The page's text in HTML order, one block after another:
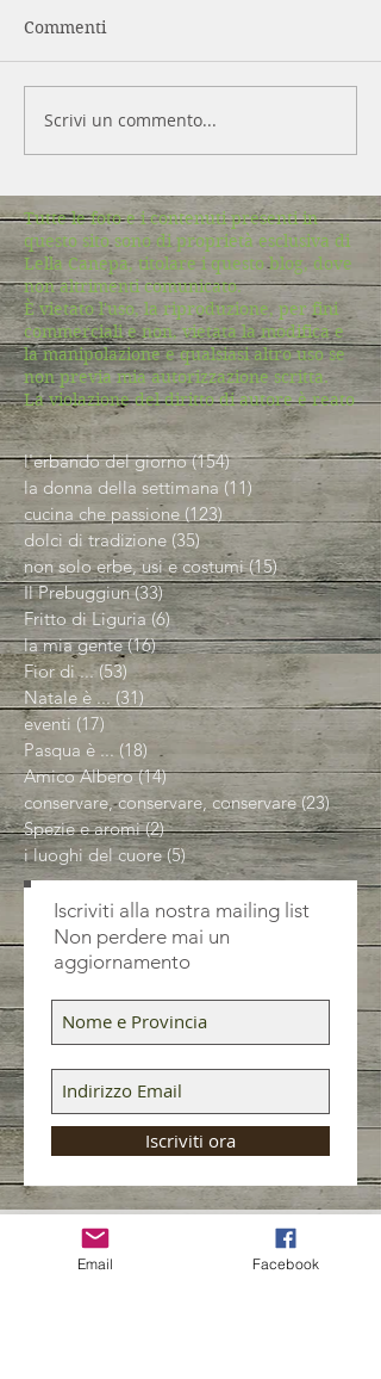
Commenti
Scrivi un commento...
Tutte le foto e i contenuti presenti in
questo sito sono di proprietà esclusiva di
Lella Canepa, titolare i questo blog, dove
non altrimenti comunicato.
È vietato l'uso, la riproduzione, per fini
commerciali e non, vietata la modifica e
la manipolazione e qualsiasi altro uso se
non previa mia autorizzazione scritta.
La violazione del diritto di autore è reato
l'erbando del giorno (154)154 post
la donna della settimana (11) 11 post
cucina che passione (123) 123 post
dolci di tradizione (35)35 post
non solo erbe, usi e costumi (15)15 post
Il Prebuggiun (33)33 post
Fritto di Liguria (6)6 post
la mia gente (16)16 post
Fior di ... (53) 53 post
Natale è ... (31) 31 post
eventi (17) 17 post
Pasqua è ... (18)
Amico Albero (14)14 post
conservare, conservare, conservare (23)23 post
Spezie e aromi (2)2 post
i luoghi del cuore (5)5 post
Iscriviti alla nostra mailing list
Non perdere mai un
aggiornamento
Iscriviti ora
Email Facebook